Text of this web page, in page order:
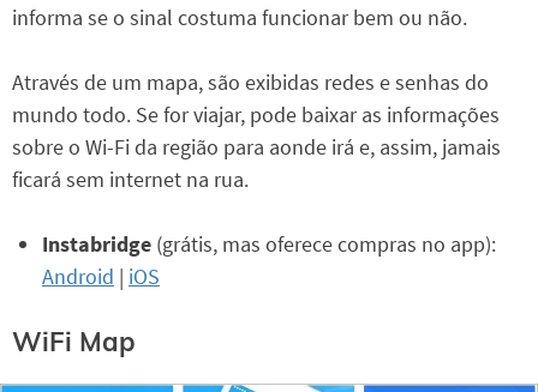
informa se o sinal costuma funcionar bem ou não.
Através de um mapa, são exibidas redes e senhas do
mundo todo. Se for viajar, pode baixar as informações
sobre o Wi-Fi da região para aonde irá e, assim, jamais
ficará sem internet na rua.
Instabridge (grátis, mas oferece compras no app):
Android | iOS
‎WiFi Map